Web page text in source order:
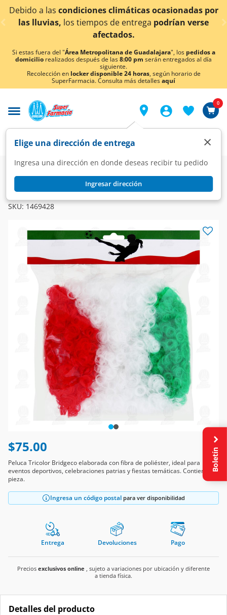
< div class="carousel-inner">
a las condiciones climáticas ocasionadas por
las lluvias,los tiempos de entregapodrían verse
afectados.
Si estas fuera del "Área Metropolitana de Guadalajara", los pedidos a
domicilio realizados después de las8:00 pm serán entregados al día
siguiente.
Recolección en locker disponible 24 horas, según horario de
SuperFarmacia. Consulta más detallesaquí
Elige una dirección de entrega
Ingresa una dirección en donde deseas recibir tu pedido
Ingresar dirección
×
0
Super Hogar Artículos de Temporada
Peluca Tricolor Bridgeco, 1 pz.
SKU: 1469428
$75.00
Peluca Tricolor Bridgeco elaborada con fibra de poliéster, ideal para
eventos deportivos, celebraciones patrias y fiestas temáticas. Contiene 1
pieza.
Ingresa un código postal para ver disponibilidad
Entrega Devoluciones Pago
Precios exclusivos online , sujeto a variaciones por ubicación y diferente
a tienda física.
Detalles del producto
Boletín